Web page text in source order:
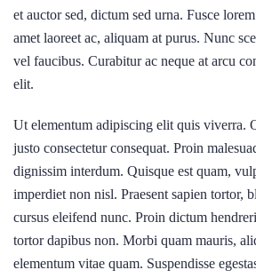
et auctor sed, dictum sed urna. Fusce
amet laoreet ac, aliquam at purus. Nunc
vel faucibus. Curabitur ac neque at arcu
elit.
Ut elementum adipiscing elit quis viverra.
justo consectetur consequat. Proin
dignissim interdum. Quisque est quam,
imperdiet non nisl. Praesent sapien tortor,
cursus eleifend nunc. Proin dictum
tortor dapibus non. Morbi quam mauris,
elementum vitae quam. Suspendisse